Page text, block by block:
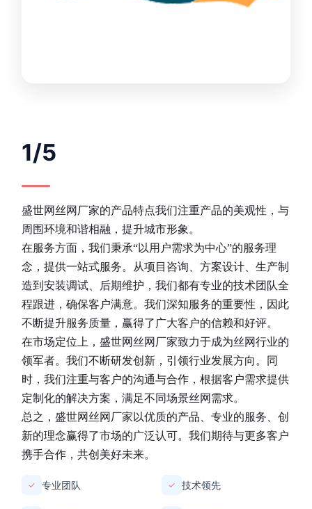
1/5
盛世网丝网厂家的产品特点我们注重产品的美观性，与
周围环境和谐相融，提升城市形象。
在服务方面，我们秉承“以用户需求为中心”的服务理
念，提供一站式服务。从项目咨询、方案设计、生产制
造到安装调试、后期维护，我们都有专业的技术团队全
程跟进，确保客户满意。我们深知服务的重要性，因此
不断提升服务质量，赢得了广大客户的信赖和好评。
在市场定位上， 盛世网丝网厂家致力于成为丝网行业的
领军者。我们不断研发创新，引领行业发展方向。同
时，我们注重与客户的沟通与合作，根据客户需求提供
定制化的解决方案，满足不同场景丝网需求。
总之， 盛世网丝网厂家以优质的产品、专业的服务、创
新的理念赢得了市场的广泛认可。我们期待与更多客户
携手合作，共创美好未来。
✓ 专业团队 ✓ 技术领先